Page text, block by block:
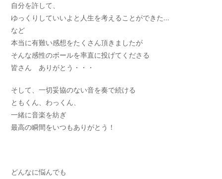
自分を許して、
ゆっくりしていいよと人生を考えることができた…
など
本当に有難い感想をたくさん頂きましたが
そんな感性のボールを率直に投げてくださる
皆さん ありがとう・・・
そして、一切妥協のない音を奏で続ける
ともくん、わっくん、
一緒に音楽を紡ぎ
最高の瞬間をいつもありがとう！
どんなに悩んでも